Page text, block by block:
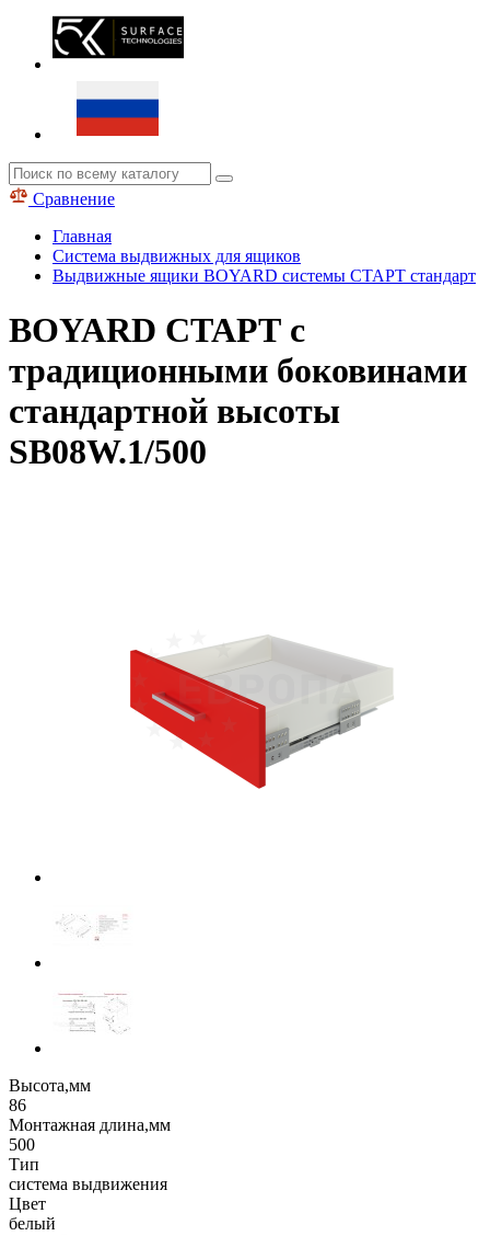
Сравнение
Главная
Система выдвижных для ящиков
Выдвижные ящики BOYARD системы СТАРТ стандарт
BOYARD СТАРТ с
традиционными боковинами
стандартной высоты
SB08W.1/500
Высота,мм
86
Монтажная длина,мм
500
Тип
система выдвижения
Цвет
белый